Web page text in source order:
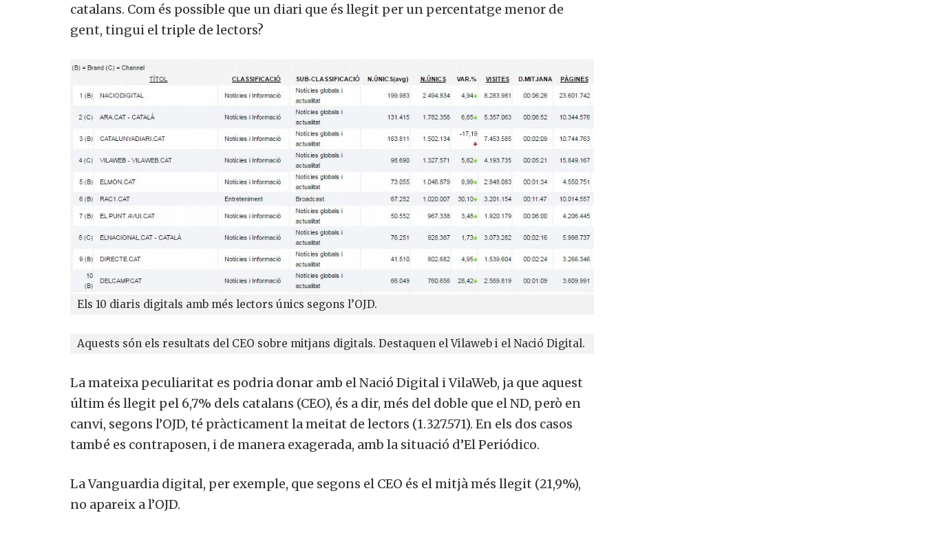
catalans. Com és possible que un diari que és llegit per un percentatge menor de
gent, tingui el triple de lectors?
Els 10 diaris digitals amb més lectors únics segons l’OJD.
Aquests són els resultats del CEO sobre mitjans digitals. Destaquen el Vilaweb i el Nació Digital.
La mateixa peculiaritat es podria donar amb el Nació Digital i VilaWeb, ja que aquest
últim és llegit pel 6,7% dels catalans (CEO), és a dir, més del doble que el ND, però en
canvi, segons l’OJD, té pràcticament la meitat de lectors (1.327.571). En els dos casos
també es contraposen, i de manera exagerada, amb la situació d’El Periódico.
La Vanguardia digital, per exemple, que segons el CEO és el mitjà més llegit (21,9%),
no apareix a l’OJD.